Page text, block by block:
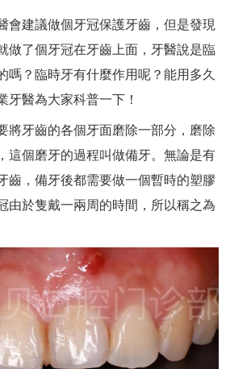
會建議做個牙冠保護牙齒，但是發現
做了個牙冠在牙齒上面，牙醫說是臨
嗎？臨時牙有什麼作用呢？能用多久
牙醫為大家科普一下！
將牙齒的各個牙面磨除一部分，磨除
這個磨牙的過程叫做備牙。無論是有
齒，備牙後都需要做一個暫時的塑膠
由於隻戴一兩周的時間，所以稱之為